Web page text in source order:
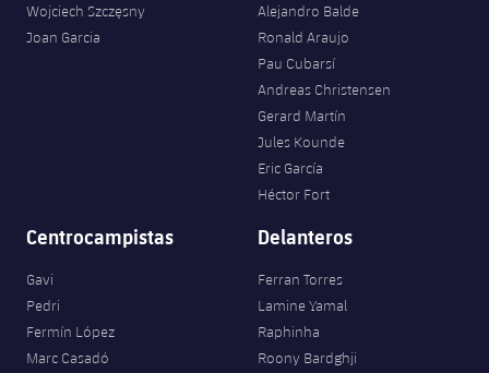
Wojciech Szczęsny
Joan Garcia
Alejandro Balde
Ronald Araujo
Pau Cubarsí
Andreas Christensen
Gerard Martín
Jules Kounde
Eric García
Héctor Fort
Centrocampistas
Gavi
Pedri
Fermín López
Marc Casadó
Delanteros
Ferran Torres
Lamine Yamal
Raphinha
Roony Bardghji